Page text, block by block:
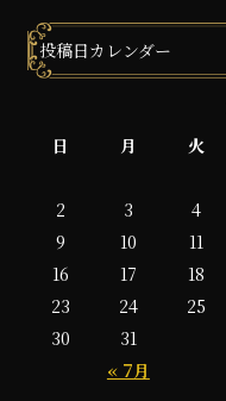
投稿日カレンダー
日
月 火
« 7月
2
3 4
9
10 11
16
17 18
23
24 25
30
31